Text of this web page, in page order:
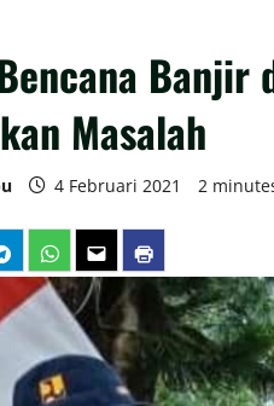
Banjir
Masalah
4 Februari 2021 2